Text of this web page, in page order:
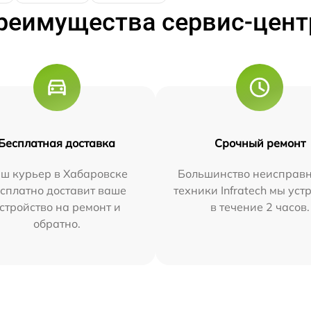
сервис-
доставка
курьер в Хабаровске
доставит ваше
на ремонт и
обратно.
Срочный ремонт
Большинство
техники Infratech мы
в течение 2 часов.